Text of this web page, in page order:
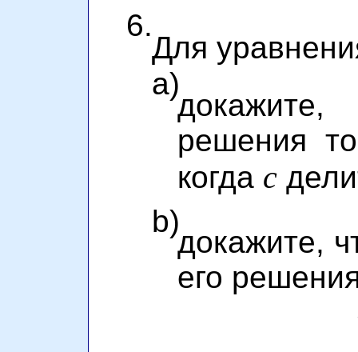
6.
Для
a)
решения
когда c
b)
докажите,
его